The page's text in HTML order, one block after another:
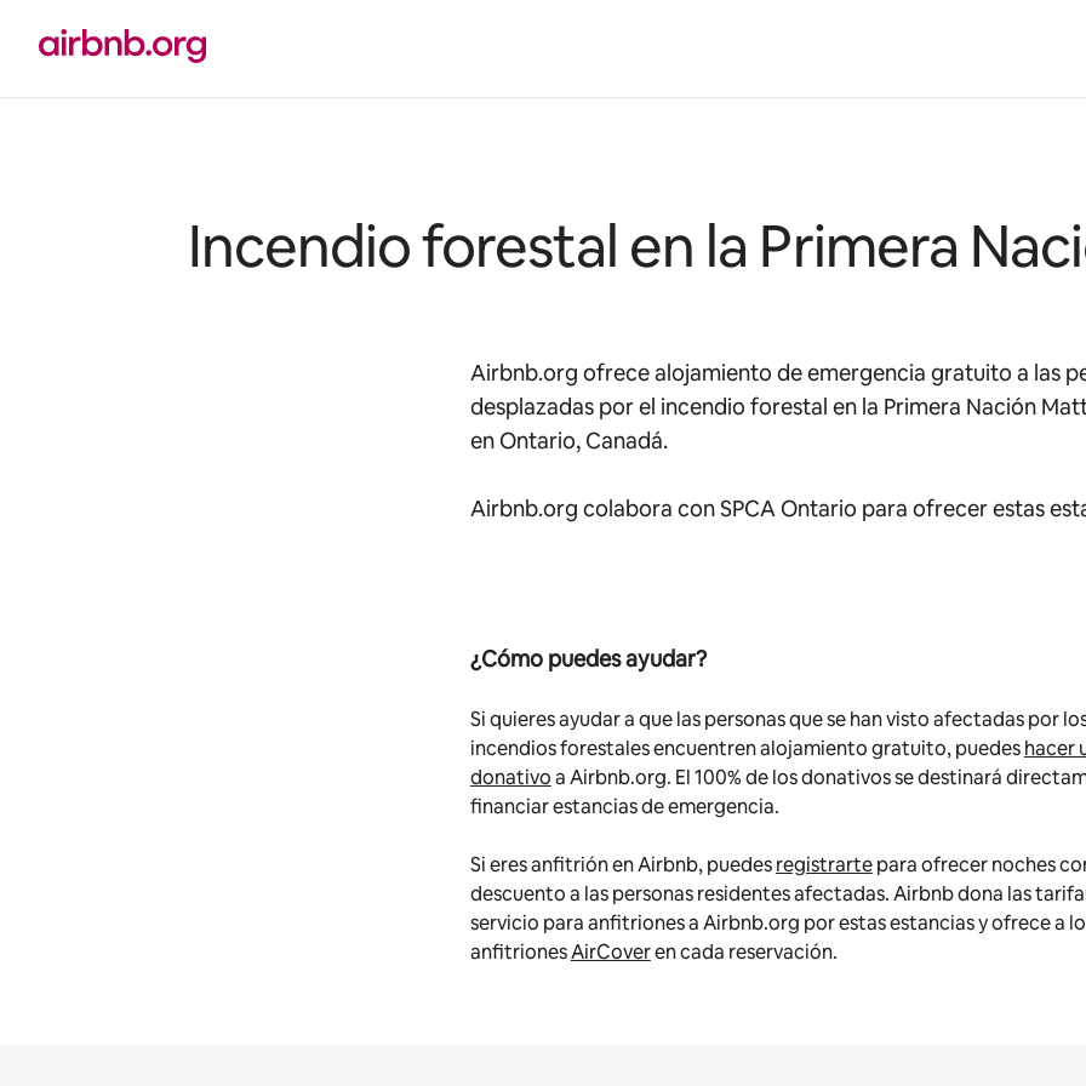
contenido
Incendio forestal en la Primera
Airbnb.org ofrece alojamiento de emergencia gratuito a las
desplazadas por el incendio forestal en la Primera Nación
en Ontario, Canadá.
Airbnb.org colabora con SPCA Ontario para ofrecer estas
¿Cómo puedes ayudar?
Si quieres ayudar a que las personas que se han visto afectadas por
incendios forestales encuentren alojamiento gratuito, puedeshacer
donativoa Airbnb.org. El 100% de los donativos se destinará
financiar estancias de emergencia.
Si eres anfitrión en Airbnb, puedesregistrartepara ofrecer noches
descuento a las personas residentes afectadas. Airbnb dona las
servicio para anfitriones a Airbnb.org por estas estancias y ofrece a
anfitrionesAirCoveren cada reservación.